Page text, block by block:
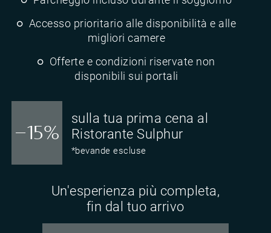
Accesso prioritario alle disponibilità e alle
migliori camere
Offerte e condizioni riservate non
disponibili sui portali
-15%
sulla tua prima cena al
Ristorante Sulphur
*bevande escluse
Un'esperienza più completa,
fin dal tuo arrivo